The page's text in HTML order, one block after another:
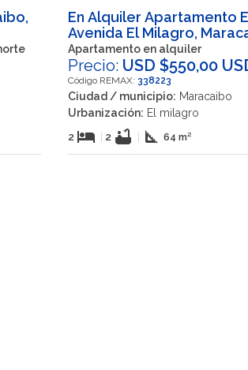
En Alquiler Apartamento
Avenida El Milagro,
VEN
Apartamento en alquiler
Precio: USD $550,00
Código REMAX: 338223
Ciudad / municipio: Maracaibo
Urbanización: El milagro
2 hotel | 2 bathtub | square_foot 64 m²